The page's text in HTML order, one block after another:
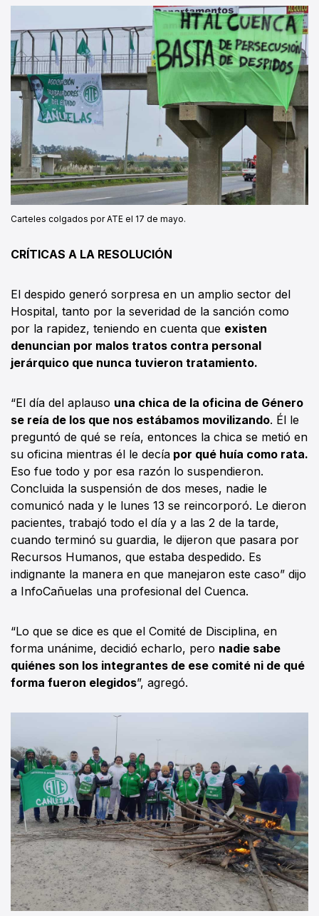
Carteles colgados por ATE el 17 de mayo.
CRÍTICAS A LA RESOLUCIÓN
El despido generó sorpresa en un amplio sector del
Hospital, tanto por la severidad de la sanción como
por la rapidez, teniendo en cuenta que existen
denuncian por malos tratos contra personal
jerárquico que nunca tuvieron tratamiento.
“El día del aplauso una chica de la oficina de Género
se reía de los que nos estábamos movilizando. Él le
preguntó de qué se reía, entonces la chica se metió en
su oficina mientras él le decía por qué huía como rata.
Eso fue todo y por esa razón lo suspendieron.
Concluida la suspensión de dos meses, nadie le
comunicó nada y le lunes 13 se reincorporó. Le dieron
pacientes, trabajó todo el día y a las 2 de la tarde,
cuando terminó su guardia, le dijeron que pasara por
Recursos Humanos, que estaba despedido. Es
indignante la manera en que manejaron este caso” dijo
a InfoCañuelas una profesional del Cuenca.
“Lo que se dice es que el Comité de Disciplina, en
forma unánime, decidió echarlo, pero nadie sabe
quiénes son los integrantes de ese comité ni de qué
forma fueron elegidos”, agregó.